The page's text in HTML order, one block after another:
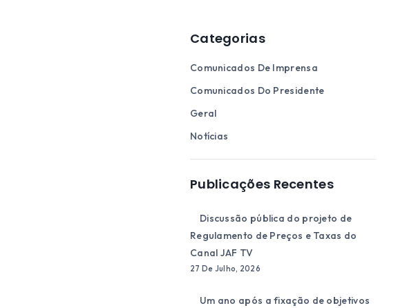
Categorias
Comunicados De Imprensa
Comunicados Do Presidente
Geral
Notícias
Publicações Recentes
Discussão pública do projeto de
Regulamento de Preços e Taxas do
Canal JAF TV
27 De Julho, 2026
Um ano após a fixação de objetivos